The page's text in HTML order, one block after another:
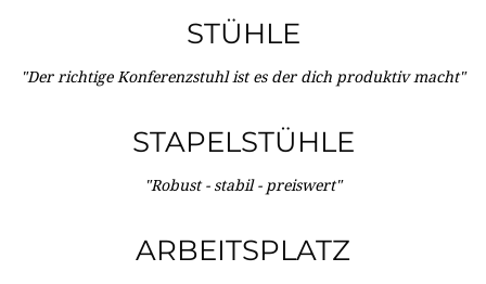
STÜHLE
"Der richtige Konferenzstuhl ist es der dich produktiv macht"
STAPELSTÜHLE
"Robust - stabil - preiswert"
ARBEITSPLATZ